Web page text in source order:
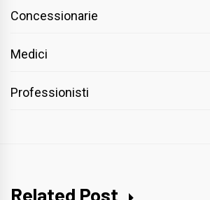
Concessionarie
Medici
Professionisti
Related Post